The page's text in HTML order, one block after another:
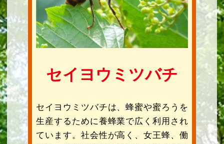
セイヨウミツバチ
セイヨウミツバチは、蜂蜜や蜜ろうを
生産するために養蜂業で広く利用され
ています。社会性が高く、女王蜂、働